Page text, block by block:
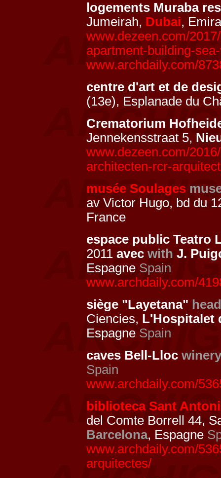
logements Muraba
Jumeirah, Dubai,
www.dezeen.com/
apartment-building-
www.archdaily.com/
centre d'art et de
(13e), Esplanade du
Crematorium
Jennekensstraat 5,
www.dezeen.com/
architecten-rcr-
musée Soulages
av Victor Hugo, bd du
France
espace public Teatro
2011 avec with J.
Espagne Spain
www.archdaily.com/
siège "Layetana"
Ciencies, L'Hospitalet
Espagne Spain
caves Bell-Lloc winery
Spain
www.archdaily.com/
biblioteca Sant
del Comte Borrell 44,
Barcelona, Espagne
www.archdaily.com/
arquitectes/